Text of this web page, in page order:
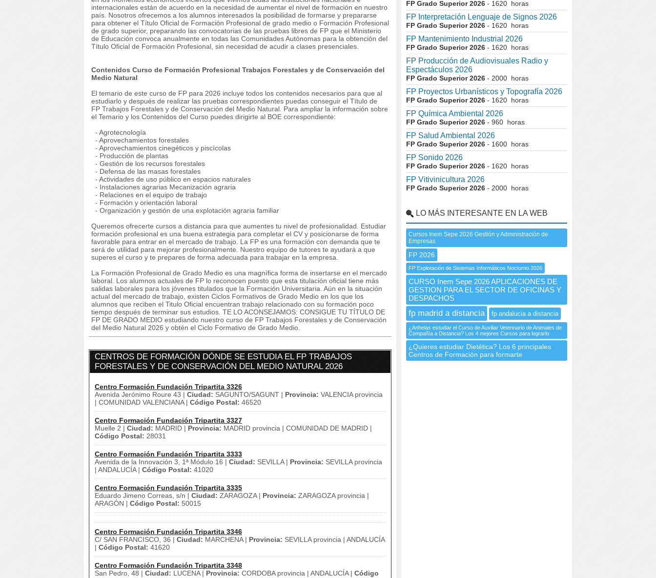
internacionales están de acuerdo en la necesidad de aumentar el nivel de formación en nuestro
país. Nosotros ofrecemos a los alumnos interesados la posibilidad de formarse y prepararse
para obtener el Título Oficial de Formación Profesional de grado medio o Formación Profesional
de grado superior, preparando las convocatorias de las pruebas libres de FP que el Ministerio
de Educación convoca anualmente en todas las Comunidades Autónomas para la obtención del
Título Oficial de Formación Profesional, sin necesidad de acudir a clases presenciales.
Contenidos Curso de Formación Profesional Trabajos Forestales y de Conservación del
Medio Natural
El temario de este curso de FP para 2026 incluye todos los contenidos necesarios para que al
estudiarlo y después de realizar las pruebas correspondientes puedas conseguir el Título de
FP Trabajos Forestales y de Conservación del Medio Natural. Para ampliar la información sobre
el Temario y los Contenidos del Curso puedes dirigirte al BOE correspondiente:
- Agrotecnología
- Aprovechamientos forestales
- Aprovechamientos cinegéticos y piscícolas
- Producción de plantas
- Gestión de los recursos forestales
- Defensa de las masas forestales
- Actividades de uso público en espacios naturales
- Instalaciones agrarias Mecanización agraria
- Relaciones en el equipo de trabajo
- Formación y orientación laboral
- Organización y gestión de una explotación agraria familiar
Queremos ofrecerte cursos a distancia para que aumentes tu nivel de profesionalidad. Estudiar
formación profesional es una buena estrategia para completar el CV y posicionarse de forma
favorable para entrar en el mercado de trabajo. La FP es una formación con demanda que te
será de utilidad para mejorar profesionalmente. Nuestro equipo de tutores te ayudará a que
superes el curso y te prepares de forma adecuada para trabajar en la empresa.
La Formación Profesional de Grado Medio es una magnífica forma de insertarse en el mercado
laboral. Los alumnos actuales de FP lo reconocen puesto que esta titulación oficial tiene más
salidas laborales para los jóvenes titulados que la Formación Universitaria. Aún en la situación
actual del mercado de trabajo, existen Ciclos Formativos de Grado Medio en los que los
alumnos que reciben el Titulo Oficial encuentran trabajo relacionado con su formación poco
tiempo después de terminar sus estudios. TE LO ACONSEJAMOS: CONSIGUE TU TÍTULO DE
FP DE GRADO MEDIO estudiando nuestro curso de FP Trabajos Forestales y de Conservación
del Medio Natural 2026 y obtén el Ciclo Formativo de Grado Medio.
CENTROS DE FORMACIÓN DÓNDE SE ESTUDIA EL FP TRABAJOS
FORESTALES Y DE CONSERVACIÓN DEL MEDIO NATURAL 2026
Centro Formación Fundación Tripartita 3326
Avenida Jerónimo Roure 43 | Ciudad: SAGUNTO/SAGUNT | Provincia: VALENCIA provincia
| COMUNIDAD VALENCIANA | Código Postal: 46520
Centro Formación Fundación Tripartita 3327
Muelle 2 | Ciudad: MADRID | Provincia: MADRID provincia | COMUNIDAD DE MADRID |
Código Postal: 28031
Centro Formación Fundación Tripartita 3333
Avenida de la Innovación 3, 1ª Módulo 16 | Ciudad: SEVILLA | Provincia: SEVILLA provincia
| ANDALUCÍA | Código Postal: 41020
Centro Formación Fundación Tripartita 3335
Eduardo Jimeno Correas, s/n | Ciudad: ZARAGOZA | Provincia: ZARAGOZA provincia |
ARAGÓN | Código Postal: 50015
Centro Formación Fundación Tripartita 3346
C/ SAN FRANCISCO, 36 | Ciudad: MARCHENA | Provincia: SEVILLA provincia | ANDALUCÍA
| Código Postal: 41620
Centro Formación Fundación Tripartita 3348
San Pedro, 48 | Ciudad: LUCENA | Provincia: CORDOBA provincia | ANDALUCÍA | Código
FP Grado Superior 2026 - 1620 horas
FP Interpretación Lenguaje de Signos 2026
FP Grado Superior 2026 - 1620 horas
FP Mantenimiento Industrial 2026
FP Grado Superior 2026 - 1620 horas
FP Producción de Audiovisuales Radio y
Espectáculos 2026
FP Grado Superior 2026 - 2000 horas
FP Proyectos Urbanísticos y Topografía 2026
FP Grado Superior 2026 - 1620 horas
FP Química Ambiental 2026
FP Grado Superior 2026 - 960 horas
FP Salud Ambiental 2026
FP Grado Superior 2026 - 1600 horas
FP Sonido 2026
FP Grado Superior 2026 - 1620 horas
FP Vitivinicultura 2026
FP Grado Superior 2026 - 2000 horas
LO MÁS INTERESANTE EN LA WEB
Cursos Inem Sepe 2026 Gestión y Administración de
Empresas
FP 2026
FP Explotación de Sistemas Informáticos Nocturno 2026
CURSO Inem Sepe 2026 APLICACIONES DE
GESTION PARA EL SECTOR DE OFICINAS Y
DESPACHOS
fp madrid a distancia fp andalucia a distancia
¿Anhelas estudiar el Curso de Auxiliar Veterinario de Animales de
Compañía a Distancia? Los 4 mejores Cursos para lograrlo
¿Quieres estudiar Dietética? Los 6 principales
Centros de Formación para formarte